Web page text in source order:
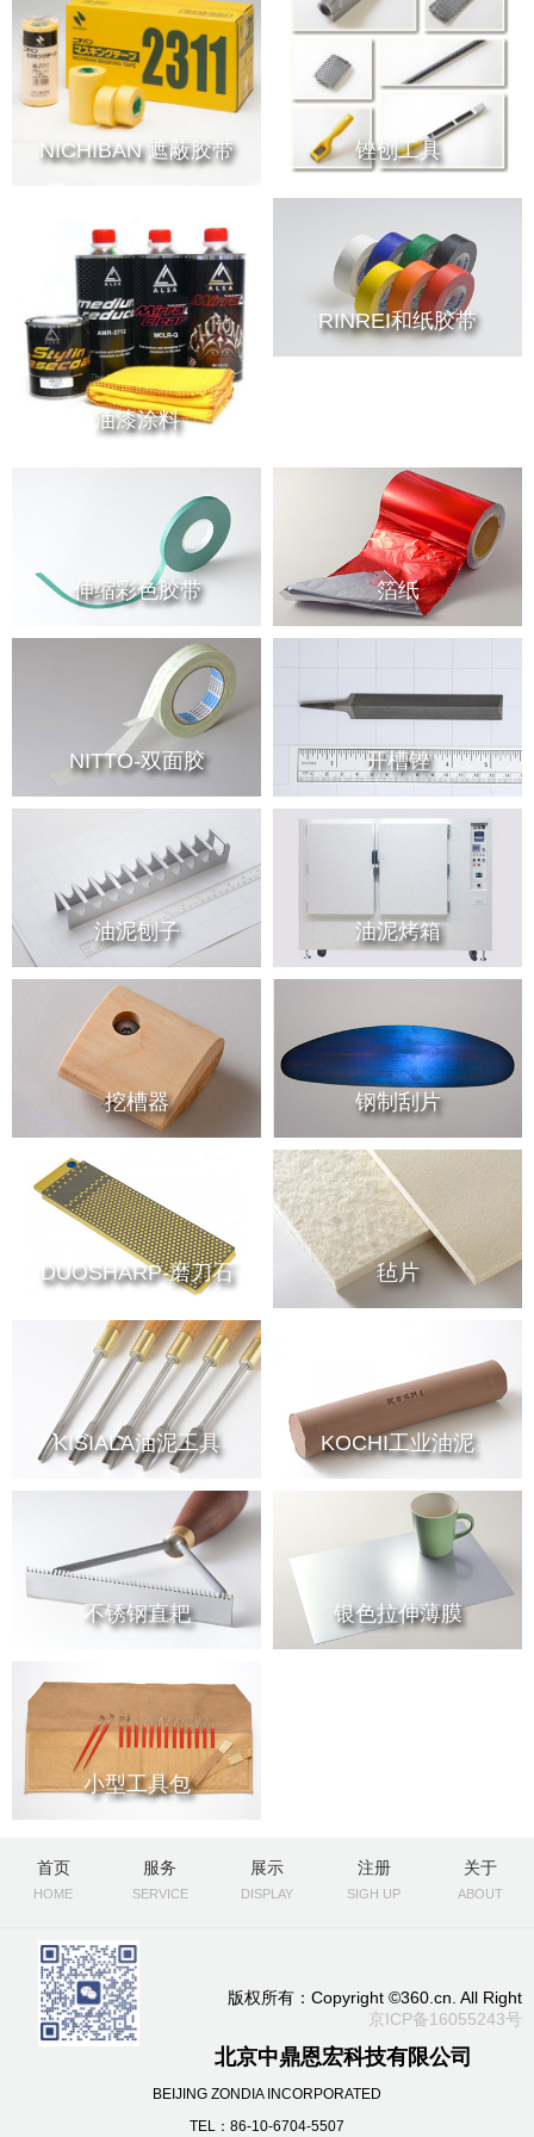
NICHIBAN 遮蔽胶带 锉刨工具
油漆涂料
RINREI和纸胶带
伸缩彩色胶带 箔纸
NITTO-双面胶 开槽锉
油泥刨子 油泥烤箱
挖槽器 钢制刮片
DUOSHARP-磨刀石 毡片
KISIALA油泥工具 KOCHI工业油泥
不锈钢直耙 银色拉伸薄膜
小型工具包
首页
HOME
服务
SERVICE
展示
DISPLAY
注册
SIGH UP
关于
ABOUT
版权所有：Copyright ©360.cn. All Right
京ICP备16055243号
北京中鼎恩宏科技有限公司
BEIJING ZONDIA INCORPORATED
TEL：86-10-6704-5507